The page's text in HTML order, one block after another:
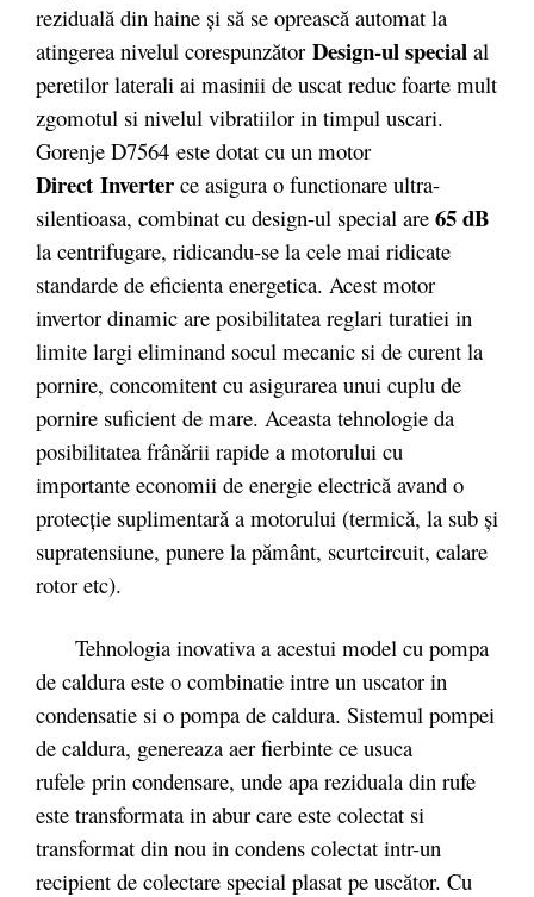
reziduală din haine şi să se oprească automat la
atingerea nivelul corespunzător Design-ul special al
peretilor laterali ai masinii de uscat reduc foarte mult
zgomotul si nivelul vibratiilor in timpul uscari.
Gorenje D7564 este dotat cu un motor
Direct Inverter ce asigura o functionare ultra-
silentioasa, combinat cu design-ul special are 65 dB
la centrifugare, ridicandu-se la cele mai ridicate
standarde de eficienta energetica. Acest motor
invertor dinamic are posibilitatea reglari turatiei in
limite largi eliminand socul mecanic si de curent la
pornire, concomitent cu asigurarea unui cuplu de
pornire suficient de mare. Aceasta tehnologie da
posibilitatea frânării rapide a motorului cu
importante economii de energie electrică avand o
protecţie suplimentară a motorului (termică, la sub şi
supratensiune, punere la pământ, scurtcircuit, calare
rotor etc).
Tehnologia inovativa a acestui model cu pompa
de caldura este o combinatie intre un uscator in
condensatie si o pompa de caldura. Sistemul pompei
de caldura, genereaza aer fierbinte ce usuca
rufele prin condensare, unde apa reziduala din rufe
este transformata in abur care este colectat si
transformat din nou in condens colectat intr-un
recipient de colectare special plasat pe uscător. Cu